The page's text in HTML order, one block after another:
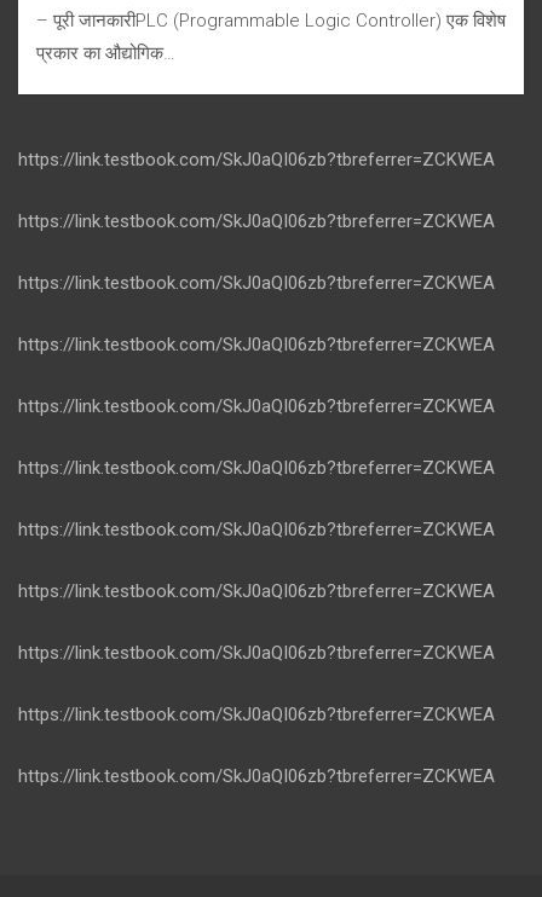
– पूरी जानकारीPLC (Programmable Logic Controller) एक विशेष
प्रकार का औद्योगिक…
https://link.testbook.com/SkJ0aQI06zb?tbreferrer=ZCKWEA
https://link.testbook.com/SkJ0aQI06zb?tbreferrer=ZCKWEA
https://link.testbook.com/SkJ0aQI06zb?tbreferrer=ZCKWEA
https://link.testbook.com/SkJ0aQI06zb?tbreferrer=ZCKWEA
https://link.testbook.com/SkJ0aQI06zb?tbreferrer=ZCKWEA
https://link.testbook.com/SkJ0aQI06zb?tbreferrer=ZCKWEA
https://link.testbook.com/SkJ0aQI06zb?tbreferrer=ZCKWEA
https://link.testbook.com/SkJ0aQI06zb?tbreferrer=ZCKWEA
https://link.testbook.com/SkJ0aQI06zb?tbreferrer=ZCKWEA
https://link.testbook.com/SkJ0aQI06zb?tbreferrer=ZCKWEA
https://link.testbook.com/SkJ0aQI06zb?tbreferrer=ZCKWEA